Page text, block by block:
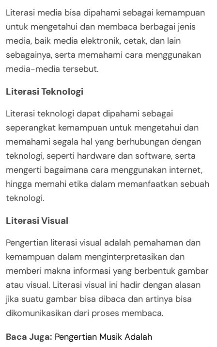
Literasi media bisa dipahami sebagai kemampuan
untuk mengetahui dan membaca berbagai jenis
media, baik media elektronik, cetak, dan lain
sebagainya, serta memahami cara menggunakan
media-media tersebut.
Literasi Teknologi
Literasi teknologi dapat dipahami sebagai
seperangkat kemampuan untuk mengetahui dan
memahami segala hal yang berhubungan dengan
teknologi, seperti hardware dan software, serta
mengerti bagaimana cara menggunakan internet,
hingga memahi etika dalam memanfaatkan sebuah
teknologi.
Literasi Visual
Pengertian literasi visual adalah pemahaman dan
kemampuan dalam menginterpretasikan dan
memberi makna informasi yang berbentuk gambar
atau visual. Literasi visual ini hadir dengan alasan
jika suatu gambar bisa dibaca dan artinya bisa
dikomunikasikan dari proses membaca.
Baca Juga: Pengertian Musik Adalah